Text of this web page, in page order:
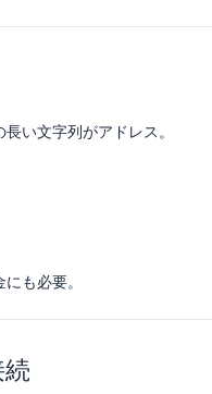
い文字列がアドレス。
も必要。